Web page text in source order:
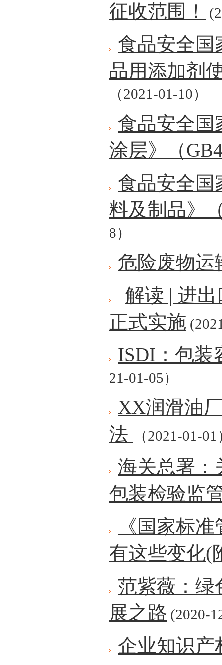
征收范围！
食品安全国
品用添加剂
（2021-01-10）
食品安全国
涂层》（
食品安全国
料及制品》
8）
危险废物
解读 | 进
正式实施
ISDI：包装
21-01-05）
XX润滑油
法
（2021-01-01
海关总署：
包装检验监
《国家标
有这些变化(
范紫薇：绿
展之路 (2020-
企业知识